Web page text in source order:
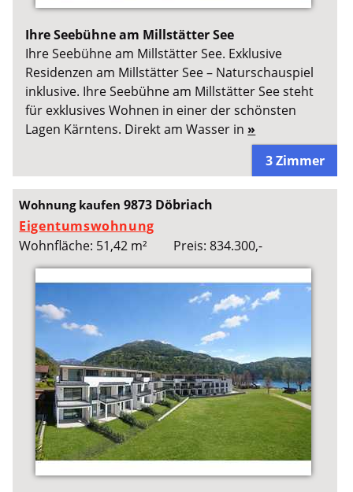
Ihre Seebühne am Millstätter See
Ihre Seebühne am Millstätter See. Exklusive
Residenzen am Millstätter See – Naturschauspiel
inklusive. Ihre Seebühne am Millstätter See steht
für exklusives Wohnen in einer der schönsten
Lagen Kärntens. Direkt am Wasser in »
3 Zimmer
Wohnung kaufen9873 Döbriach
Eigentumswohnung
Wohnfläche: 51,42 m²
Preis: 834.300,-